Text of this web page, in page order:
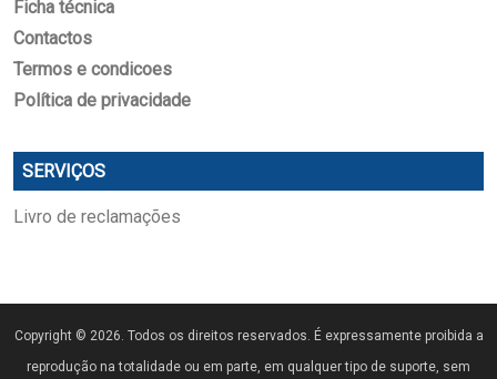
Ficha técnica
Contactos
Termos e condicoes
Política de privacidade
SERVIÇOS
Livro de reclamações
Copyright © 2026. Todos os direitos reservados. É expressamente proibida a
reprodução na totalidade ou em parte, em qualquer tipo de suporte, sem